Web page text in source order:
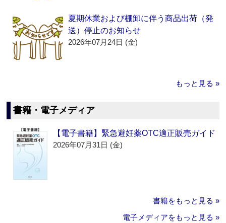
夏期休業および棚卸に伴う商品出荷（発
送）停止のお知らせ
2026年07月24日 (金)
もっと見る »
書籍・電子メディア
【電子書籍】緊急避妊薬OTC適正販売ガイド
2026年07月31日 (金)
書籍をもっと見る »
電子メディアをもっと見る »